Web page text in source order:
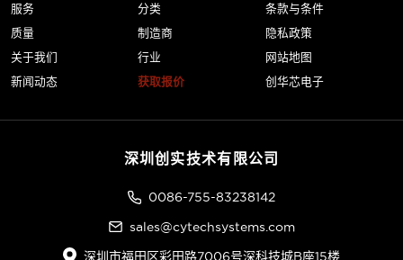
服务
质量
关于我们
新闻动态
分类
制造商
行业
获取报价
条款与条件
隐私政策
网站地图
创华芯电子
深圳创实技术有限公司
0086-755-83238142
sales@cytechsystems.com
深圳市福田区彩田路7006号深科技城B座15楼